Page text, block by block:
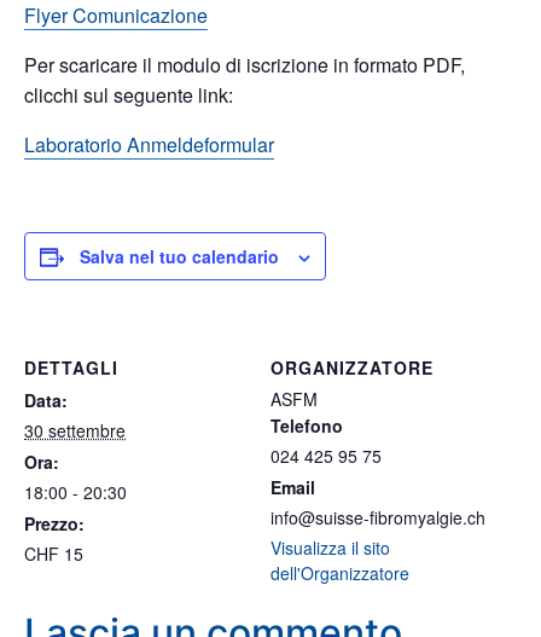
Flyer Comunicazione
Per scaricare il modulo di iscrizione in formato PDF,
clicchi sul seguente link:
Laboratorio Anmeldeformular
Salva nel tuo calendario
DETTAGLI
Data:
30 settembre
Ora:
18:00 - 20:30
Prezzo:
CHF 15
ORGANIZZATORE
ASFM
Telefono
024 425 95 75
Email
info@suisse-fibromyalgie.ch
Visualizza il sito
dell'Organizzatore